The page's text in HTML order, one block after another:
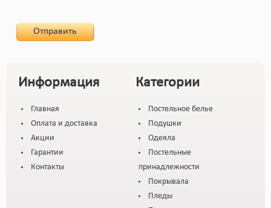
Отправить
Информация
Главная
Оплата и доставка
Акции
Гарантии
Контакты
Категории
Постельное белье
Подушки
Одеяла
Постельные
принадлежности
Покрывала
Пледы